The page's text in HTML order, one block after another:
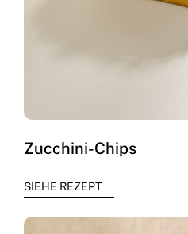
Zucchini-Chips
SIEHE REZEPT